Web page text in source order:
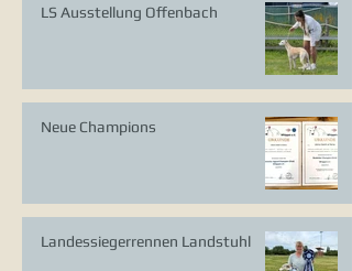
LS Ausstellung Offenbach
Neue Champions
Landessiegerrennen Landstuhl